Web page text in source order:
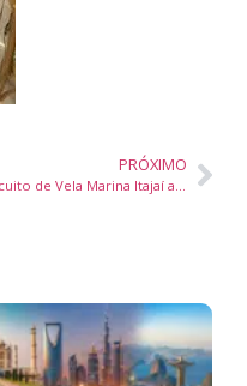
PRÓXIMO
Circuito de Vela Marina Itajaí acontece neste sábado em Balneário Camboriú